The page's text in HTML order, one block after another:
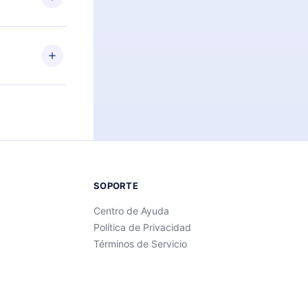
iOS,
momento
SOPORTE
Centro de Ayuda
Política de Privacidad
Términos de Servicio